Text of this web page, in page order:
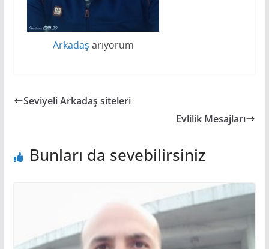
Arkadaş arıyorum
Seviyeli Arkadaş siteleri
Evlilik Mesajları
Bunları da sevebilirsiniz